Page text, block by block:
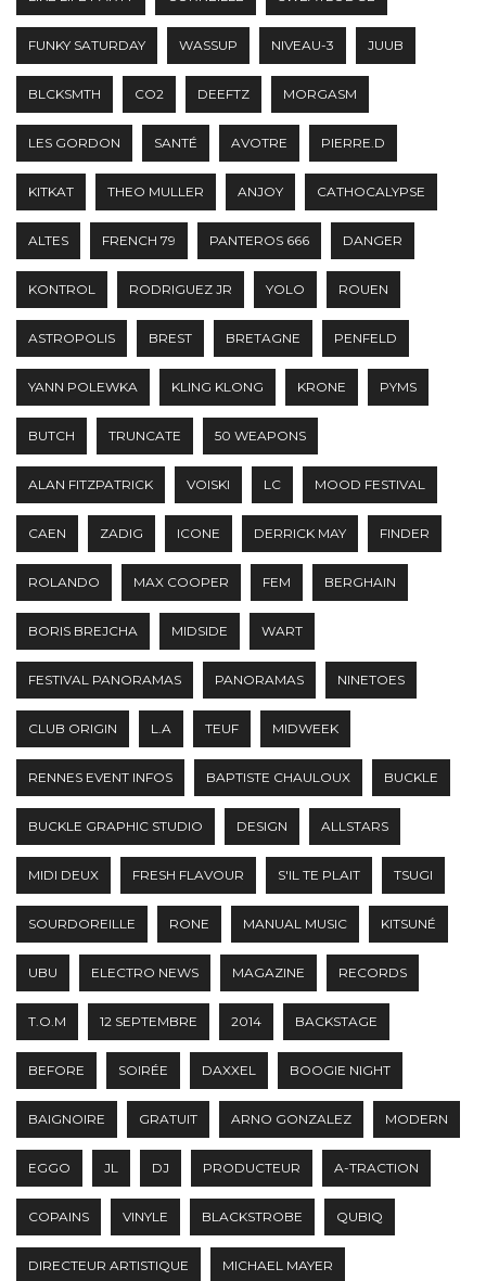
FUNKY SATURDAY WASSUP NIVEAU-3 JUUB
BLCKSMTH CO2 DEEFTZ MORGASM
LES GORDON SANTÉ AVOTRE PIERRE.D
KITKAT THEO MULLER ANJOY CATHOCALYPSE
ALTES FRENCH 79 PANTEROS 666 DANGER
KONTROL RODRIGUEZ JR YOLO ROUEN
ASTROPOLIS BREST BRETAGNE PENFELD
YANN POLEWKA KLING KLONG KRONE PYMS
BUTCH TRUNCATE 50 WEAPONS
ALAN FITZPATRICK VOISKI LC MOOD FESTIVAL
CAEN ZADIG ICONE DERRICK MAY FINDER
ROLANDO MAX COOPER FEM BERGHAIN
BORIS BREJCHA MIDSIDE WART
FESTIVAL PANORAMAS PANORAMAS NINETOES
CLUB ORIGIN L.A TEUF MIDWEEK
RENNES EVENT INFOS BAPTISTE CHAULOUX BUCKLE
BUCKLE GRAPHIC STUDIO DESIGN ALLSTARS
MIDI DEUX FRESH FLAVOUR S'IL TE PLAIT TSUGI
SOURDOREILLE RONE MANUAL MUSIC KITSUNÉ
UBU ELECTRO NEWS MAGAZINE RECORDS
T.O.M 12 SEPTEMBRE 2014 BACKSTAGE
BEFORE SOIRÉE DAXXEL BOOGIE NIGHT
BAIGNOIRE GRATUIT ARNO GONZALEZ MODERN
EGGO JL DJ PRODUCTEUR A-TRACTION
COPAINS VINYLE BLACKSTROBE QUBIQ
DIRECTEUR ARTISTIQUE MICHAEL MAYER